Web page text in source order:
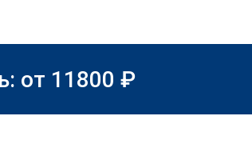
от 11800 ₽